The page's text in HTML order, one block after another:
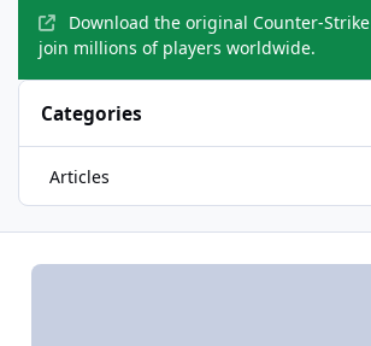
Download the original Counter-
join millions of players worldwide.
Categories
Articles